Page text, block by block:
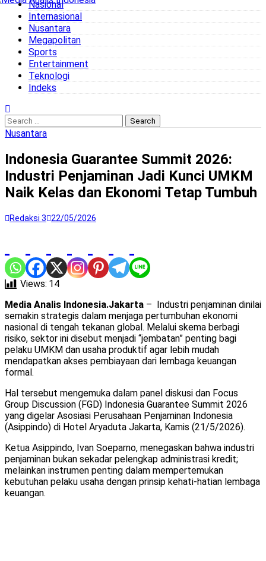
content
Nasional
Internasional
Nusantara
Megapolitan
Sports
Entertainment
Teknologi
Indeks
Search
for:
Nusantara
Indonesia Guarantee Summit 2026:
Industri Penjaminan Jadi Kunci UMKM
Naik Kelas dan Ekonomi Tetap Tumbuh
Redaksi 3 22/05/2026
Views: 14
Media Analis Indonesia.Jakarta – Industri penjaminan dinilai
semakin strategis dalam menjaga pertumbuhan ekonomi
nasional di tengah tekanan global. Melalui skema berbagi
risiko, sektor ini disebut menjadi “jembatan” penting bagi
pelaku UMKM dan usaha produktif agar lebih mudah
mendapatkan akses pembiayaan dari lembaga keuangan
formal.
Hal tersebut mengemuka dalam panel diskusi dan Focus
Group Discussion (FGD) Indonesia Guarantee Summit 2026
yang digelar Asosiasi Perusahaan Penjaminan Indonesia
(Asippindo) di Hotel Aryaduta Jakarta, Kamis (21/5/2026).
Ketua Asippindo, Ivan Soeparno, menegaskan bahwa industri
penjaminan bukan sekadar pelengkap administrasi kredit;
melainkan instrumen penting dalam mempertemukan
kebutuhan pelaku usaha dengan prinsip kehati-hatian lembaga
keuangan.